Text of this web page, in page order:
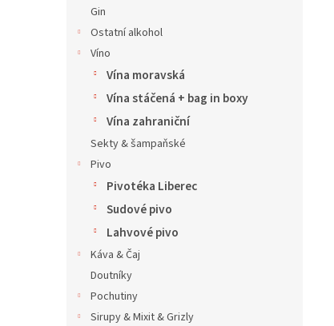
Gin
Ostatní alkohol
Víno
Vína moravská
Vína stáčená + bag in boxy
Vína zahraniční
Sekty & šampaňské
Pivo
Pivotéka Liberec
Sudové pivo
Lahvové pivo
Káva & Čaj
Doutníky
Pochutiny
Sirupy & Mixit & Grizly